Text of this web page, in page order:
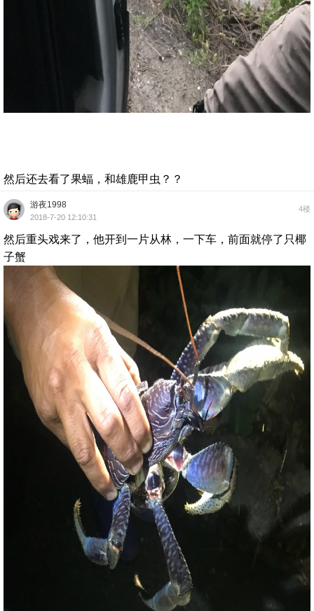
然后还去看了果蝠，和雄鹿甲虫？？
游夜1998
2018-7-20 12:10:31
4楼
然后重头戏来了，他开到一片从林，一下车，前面就停了只椰
子蟹